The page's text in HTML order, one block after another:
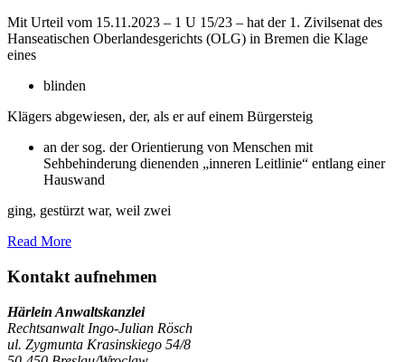
Mit Urteil vom 15.11.2023 – 1 U 15/23 – hat der 1. Zivilsenat des
Hanseatischen Oberlandesgerichts (OLG) in Bremen die Klage
eines
blinden
Klägers abgewiesen, der, als er auf einem Bürgersteig
an der sog. der Orientierung von Menschen mit
Sehbehinderung dienenden „inneren Leitlinie“ entlang einer
Hauswand
ging, gestürzt war, weil zwei
Read More
Kontakt aufnehmen
Härlein Anwaltskanzlei
Rechtsanwalt Ingo-Julian Rösch
ul. Zygmunta Krasinskiego 54/8